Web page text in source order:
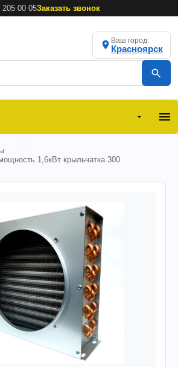
205 00 05Заказать звонок
Ваш город:
Красноярск
1,6кВт крыльчатка 300